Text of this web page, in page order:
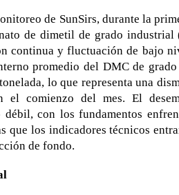
de SunSirs, durante la
de dimetil de grado
continua y fluctuación de bajo
promedio del DMC de
lo que representa una
el comienzo del mes. El
débil, con los fundamentos
que los indicadores técnicos
de fondo.